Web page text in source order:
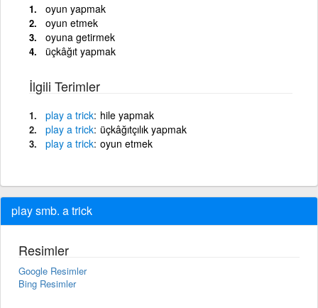
oyun yapmak
oyun etmek
oyuna getirmek
üçkâğıt yapmak
İlgili Terimler
play a trick hile yapmak
play a trick üçkâğıtçılık yapmak
play a trick oyun etmek
play smb. a trick
Resimler
Google Resimler
Bing Resimler